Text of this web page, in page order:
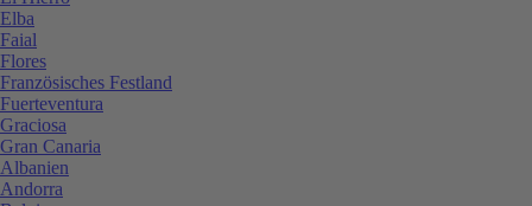
Elba
Faial
Flores
Französisches Festland
Fuerteventura
Graciosa
Gran Canaria
Albanien
Andorra